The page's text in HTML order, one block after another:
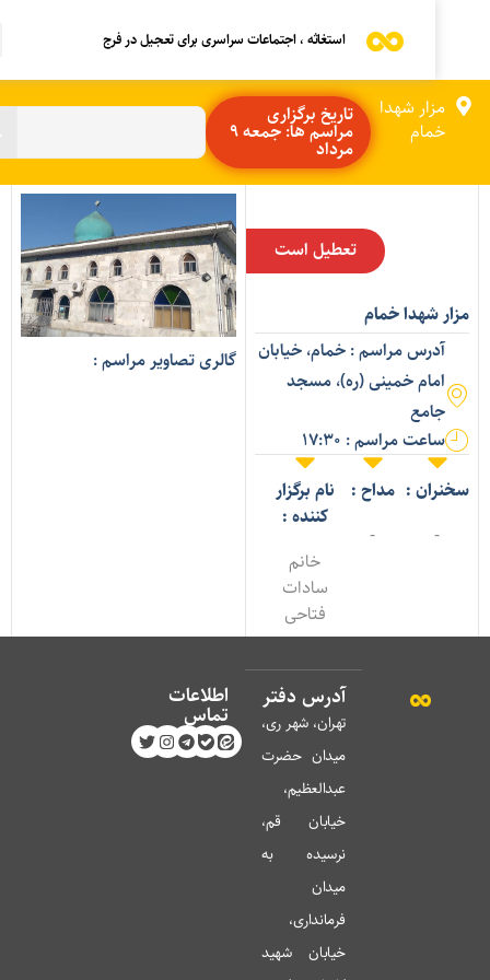
استغاثه ، اجتماعات سراسری برای تعجیل در فرج
مزار شهدا
خمام
تاریخ برگزاری
مراسم ها: جمعه 9
مرداد
تعطیل است
شهدا خمام
آدرس مراسم : خمام، خیابان
امام خمینی (ره)، مسجد
جامع
ساعت مراسم : 17:30
: مداح : نام برگزار
کننده :
خانم
سادات
فتاحی
گالری تصاویر مراسم :
آدرس دفتر
تهران، شهر ری،
میدان حضرت
عبدالعظیم،
خیابان قم،
نرسیده به
میدان
فرمانداری،
خیابان شهید
اطلاعات
تماس